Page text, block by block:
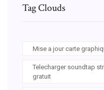
Tag Clouds
Mise a jour carte
Telecharger soundtap
gratuit